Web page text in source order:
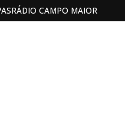
RÁDIO CAMPO MAIOR